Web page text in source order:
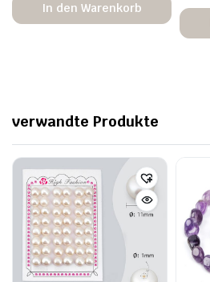
In den Warenkorb
verwandte Produkte